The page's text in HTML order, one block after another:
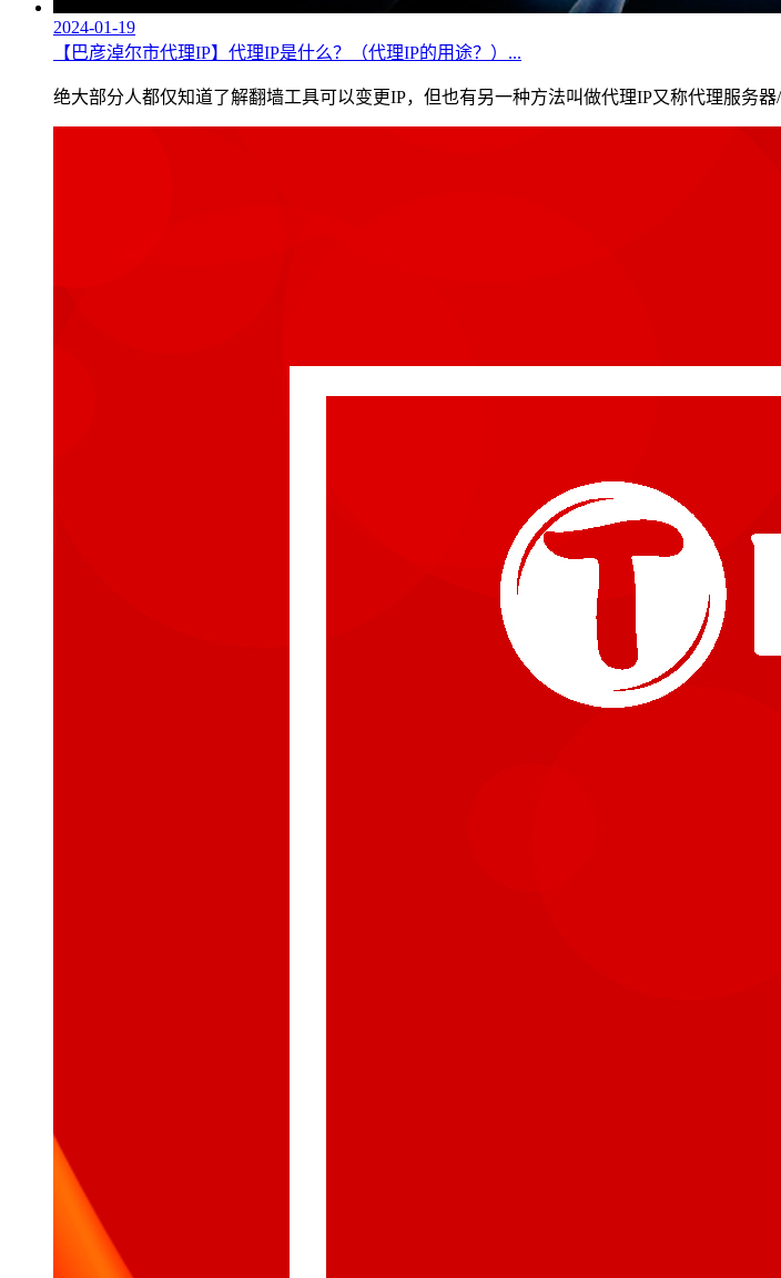
2024-01-19
【巴彦淖尔市代理IP】代理IP是什么？（代理IP的用途？）...
绝大部分人都仅知道了解翻墙工具可以变更IP，但也有另一种方法叫做代理IP又称代理服务